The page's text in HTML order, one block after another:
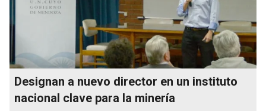
Designan a nuevo director en un instituto
nacional clave para la minería